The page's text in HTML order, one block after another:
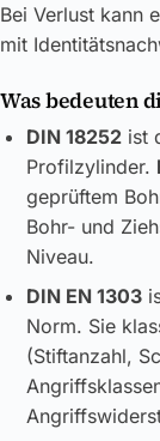
Bei Verlust kann
mit
Was bedeuten
DIN 18252ist
Profilzylinder.
geprüftem
Bohr- und
Niveau.
DIN EN 1303
Norm. Sie
(Stiftanzahl,